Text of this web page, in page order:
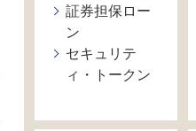
証券担保ロー
ン
セキュリテ
ィ・トークン